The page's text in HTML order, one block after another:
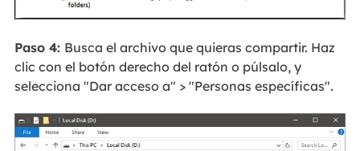
Paso 4: Busca el archivo que quieras compartir. Haz
clic con el botón derecho del ratón o púlsalo, y
selecciona "Dar acceso a" > "Personas específicas".